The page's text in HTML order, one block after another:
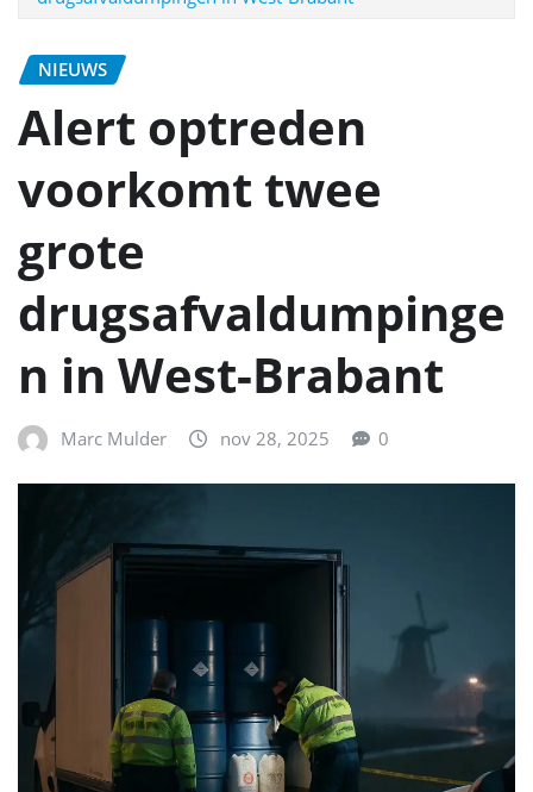
NIEUWS
Alert optreden
voorkomt twee
grote
drugsafvaldumpinge
n in West-Brabant
Marc Mulder nov 28, 2025 0